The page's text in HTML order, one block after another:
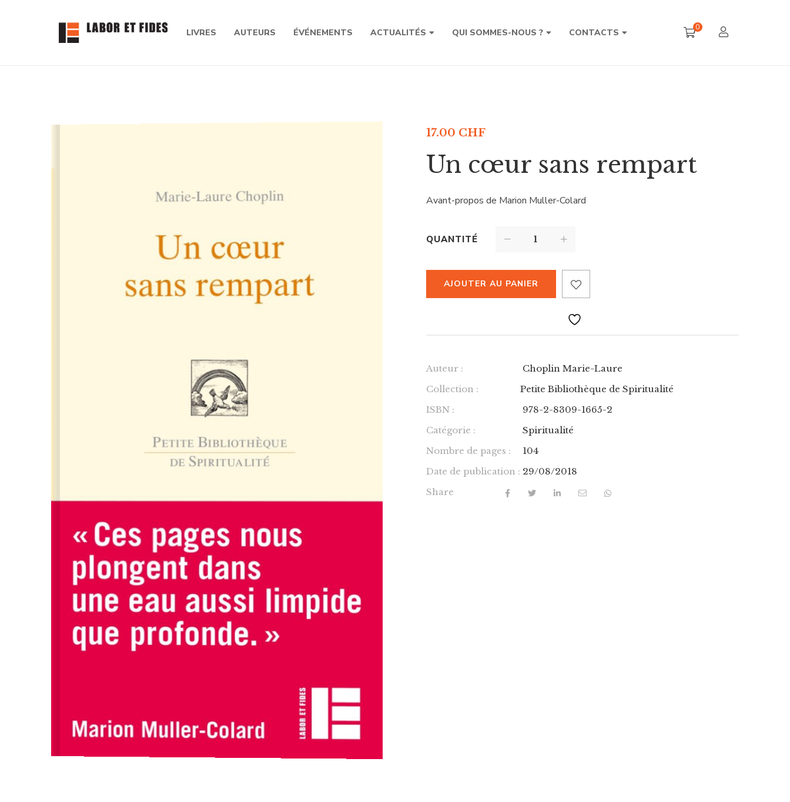
LIVRES AUTEURS ÉVÉNEMENTS ACTUALITÉS QUI SOMMES-NOUS ? CONTACTS 0
17.00 CHF
Un cœur sans rempart
Avant-propos de Marion Muller-Colard
QUANTITÉ
AJOUTER AU PANIER
Auteur :
Choplin Marie-Laure
Collection :
Petite Bibliothèque de Spiritualité
ISBN :
978-2-8309-1665-2
Catégorie :
Spiritualité
Nombre de pages :
104
Date de publication : 29/08/2018
Share